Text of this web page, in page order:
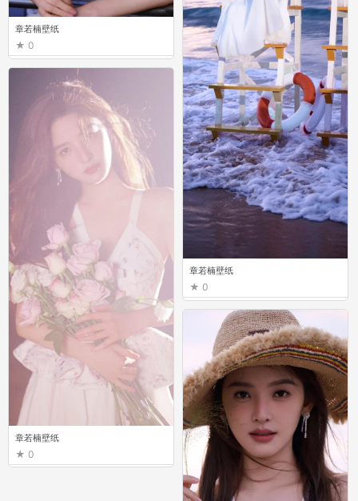
章若楠壁纸
0
章若楠壁纸
0
章若楠壁纸
0